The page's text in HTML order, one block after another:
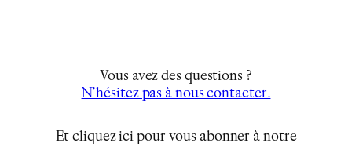
Vous avez des questions ?
N’hésitez pas à nous contacter.
Et cliquez ici pour vous abonner à notre